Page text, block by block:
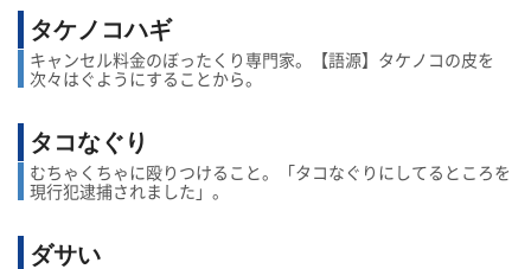
タケノコハギ
キャンセル料金のぼったくり専門家。【語源】タケノコの皮を
次々はぐようにすることから。
タコなぐり
むちゃくちゃに殴りつけること。「タコなぐりにしてるところを
現行犯逮捕されました」。
ダサい